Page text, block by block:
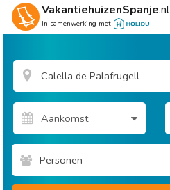
VakantiehuizenSpanje.nl
In samenwerking met
Personen